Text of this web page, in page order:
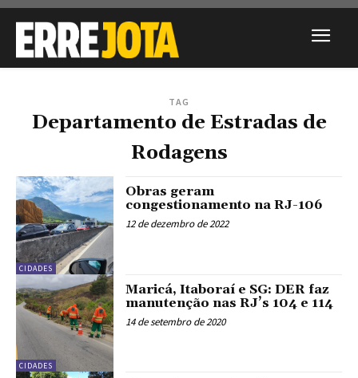
TAG
Departamento de Estradas de
Rodagens
CIDADES
Obras geram
congestionamento na RJ-106
12 de dezembro de 2022
CIDADES
Maricá, Itaboraí e SG: DER faz
manutenção nas RJ’s 104 e 114
14 de setembro de 2020